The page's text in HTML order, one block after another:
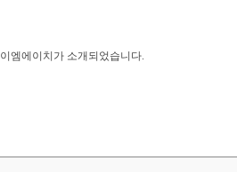
엠에이치가 소개되었습니다.